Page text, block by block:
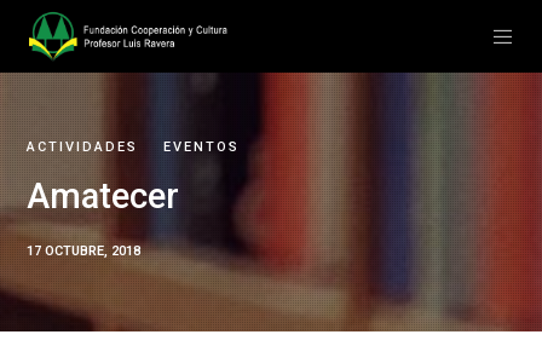
ACTIVIDADES EVENTOS
Amatecer
17 OCTUBRE, 2018